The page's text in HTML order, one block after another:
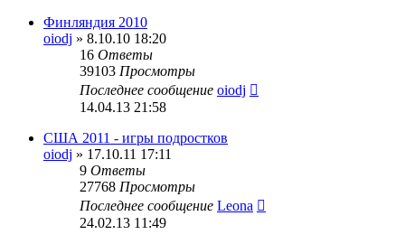
Финляндия 2010
oiodj » 8.10.10 18:20
16 Ответы
39103 Просмотры
Последнее сообщение oiodj
14.04.13 21:58
США 2011 - игры подростков
oiodj » 17.10.11 17:11
9 Ответы
27768 Просмотры
Последнее сообщение Leona
24.02.13 11:49